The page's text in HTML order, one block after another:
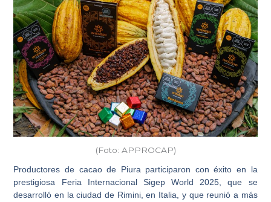
(Foto: APPROCAP)
Productores de cacao de Piura participaron con éxito en la
prestigiosa Feria Internacional Sigep World 2025 , que se
desarrolló en la ciudad de Rimini, en Italia, y que reunió a más